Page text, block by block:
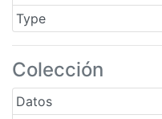
Type
Colección
Datos